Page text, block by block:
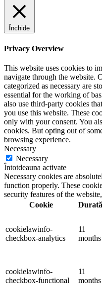
Închide
Privacy Overview
This website uses cookies to
navigate through the website.
categorized as necessary are
essential for the working of
also use third-party cookies
you use this website. These
only with your consent. You
cookies. But opting out of
browsing experience.
Necessary
Necessary
Întotdeauna activate
Necessary cookies are
function properly. These
security features of the
Cookie
Durată
cookielawinfo-
checkbox-analytics
11
months
cookielawinfo-
checkbox-functional
11
months